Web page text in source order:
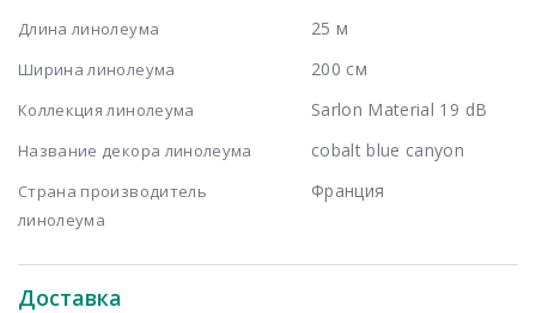
Доставка
Длина линолеума 25 м
Ширина линолеума 200 см
Коллекция линолеума Sarlon Material 19 dB
Название декора линолеума cobalt blue canyon
Страна производитель
линолеума
Франция